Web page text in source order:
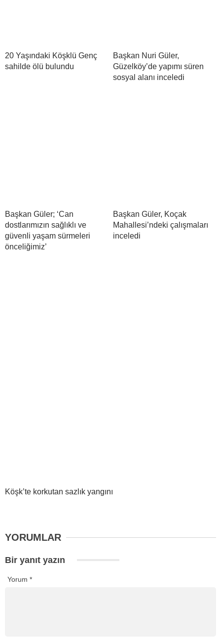
20 Yaşındaki Köşklü Genç
sahilde ölü bulundu
Başkan Nuri Güler,
Güzelköy’de yapımı süren
sosyal alanı inceledi
Başkan Güler; ‘Can
dostlarımızın sağlıklı ve
güvenli yaşam sürmeleri
önceliğimiz’
Başkan Güler, Koçak
Mahallesi’ndeki çalışmaları
inceledi
Köşk’te korkutan sazlık yangını
YORUMLAR
Bir yanıt yazın
Yorum *